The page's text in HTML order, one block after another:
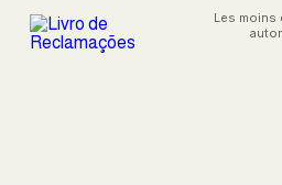
Les moins